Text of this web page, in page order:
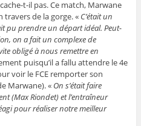
t-il pas. Ce match, Marwane
travers de la gorge. « C’était un
pu prendre un départ idéal. Peut-
on a fait un complexe de
obligé à nous remettre en
puisqu’il a fallu attendre le 4e
voir le FCE remporter son
Marwane). « On s’était faire
(Max Riondet) et l’entraîneur
pour réaliser notre meilleur